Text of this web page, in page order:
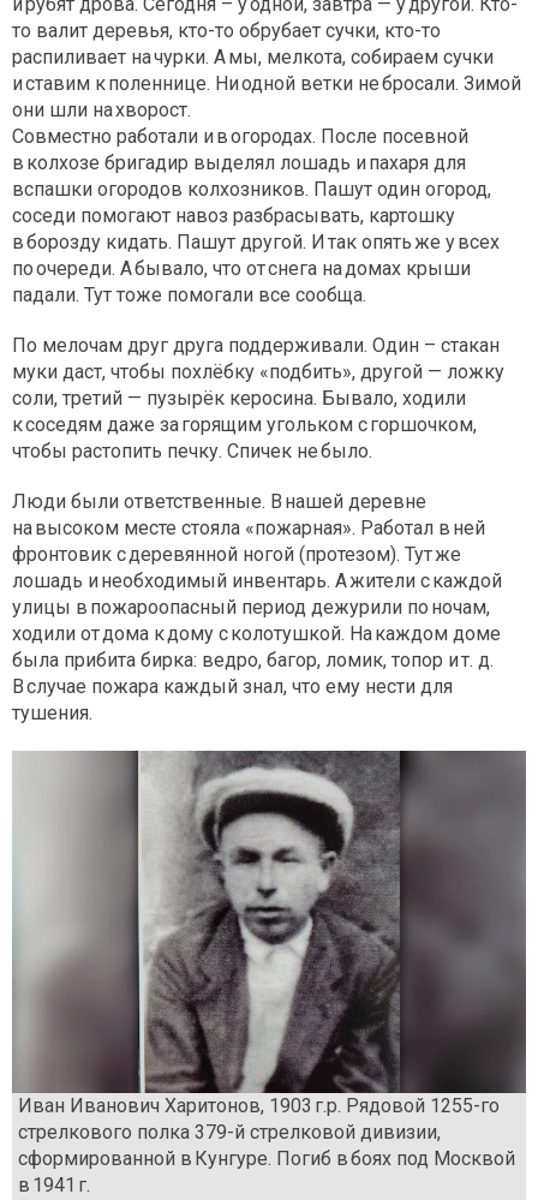
то валит деревья, кто-то обрубает сучки, кто-то
распиливает на чурки. А мы, мелкота, собираем сучки
и ставим к поленнице. Ни одной ветки не бросали. Зимой
они шли на хворост.
Совместно работали и в огородах. После посевной
в колхозе бригадир выделял лошадь и пахаря для
вспашки огородов колхозников. Пашут один огород,
соседи помогают навоз разбрасывать, картошку
в борозду кидать. Пашут другой. И так опять же у всех
по очереди. А бывало, что от снега на домах крыши
падали. Тут тоже помогали все сообща.
По мелочам друг друга поддерживали. Один – стакан
муки даст, чтобы похлёбку «подбить», другой — ложку
соли, третий — пузырёк керосина. Бывало, ходили
к соседям даже за горящим угольком с горшочком,
чтобы растопить печку. Спичек не было.
Люди были ответственные. В нашей деревне
на высоком месте стояла «пожарная». Работал в ней
фронтовик с деревянной ногой (протезом). Тут же
лошадь и необходимый инвентарь. А жители с каждой
улицы в пожароопасный период дежурили по ночам,
ходили от дома к дому с колотушкой. На каждом доме
была прибита бирка: ведро, багор, ломик, топор и т. д.
В случае пожара каждый знал, что ему нести для
тушения.
Иван Иванович Харитонов, 1903 г.р. Рядовой 1255-го
стрелкового полка 379-й стрелковой дивизии,
сформированной в Кунгуре. Погиб в боях под Москвой
в 1941 г.